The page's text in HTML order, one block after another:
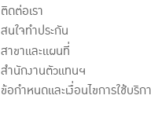
ติดต่อเรา
สนใจทำประกัน
สาขาและแผนที่
สำนักงานตัวแทนฯ
ข้อกำหนดและเงื่อนไขการใช้บริก